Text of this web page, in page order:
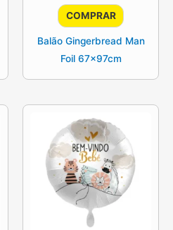
COMPRAR
Balão Gingerbread Man
Foil 67x97cm